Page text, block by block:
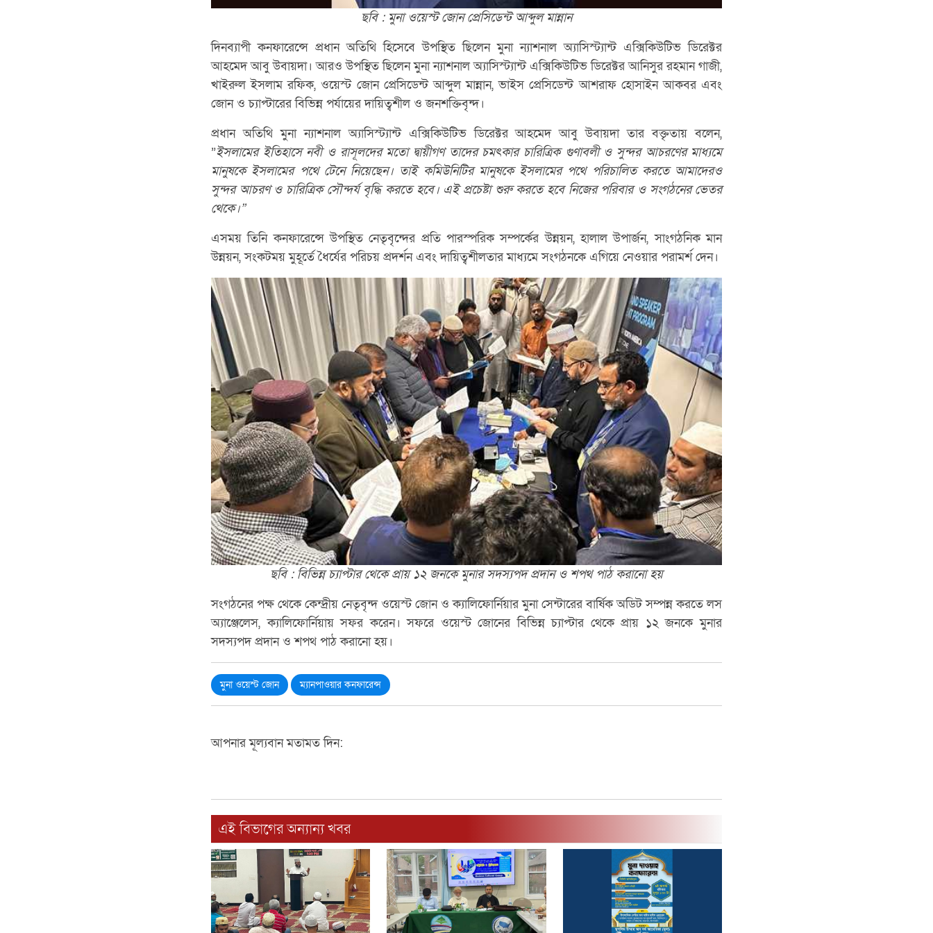
ছবি : মুনা ওয়েস্ট জোন প্রেসিডেন্ট আব্দুল মান্নান
দিনব্যাপী কনফারেন্সে প্রধান অতিথি হিসেবে উপস্থিত ছিলেন মুনা ন্যাশনাল অ্যাসিস্ট্যান্ট এক্সিকিউটিভ ডিরেক্টর
আহমেদ আবু উবায়দা। আরও উপস্থিত ছিলেন মুনা ন্যাশনাল অ্যাসিস্ট্যান্ট এক্সিকিউটিভ ডিরেক্টর আনিসুর রহমান গাজী,
খাইরুল ইসলাম রফিক, ওয়েস্ট জোন প্রেসিডেন্ট আব্দুল মান্নান, ভাইস প্রেসিডেন্ট আশরাফ হোসাইন আকবর এবং
জোন ও চ্যাপ্টারের বিভিন্ন পর্যায়ের দায়িত্বশীল ও জনশক্তিবৃন্দ।
প্রধান অতিথি মুনা ন্যাশনাল অ্যাসিস্ট্যান্ট এক্সিকিউটিভ ডিরেক্টর আহমেদ আবু উবায়দা তার বক্তৃতায় বলেন,
”ইসলামের ইতিহাসে নবী ও রাসূলদের মতো দ্বায়ীগণ তাদের চমৎকার চারিত্রিক গুণাবলী ও সুন্দর আচরণের মাধ্যমে
মানুষকে ইসলামের পথে টেনে নিয়েছেন। তাই কমিউনিটির মানুষকে ইসলামের পথে পরিচালিত করতে আমাদেরও
সুন্দর আচরণও চারিত্রিকসৌন্দর্য বৃদ্ধি করতে হবে। এইপ্রচেষ্টাশুরুকরতে হবেনিজেরপরিবার ও সংগঠনেরভেতর
থেকে।”
এসময় তিনি কনফারেন্সে উপস্থিত নেতৃবৃন্দের প্রতি পারস্পরিক সম্পর্কের উন্নয়ন, হালাল উপার্জন, সাংগঠনিক মান
উন্নয়ন, সংকটময় মুহূর্তে ধৈর্যের পরিচয় প্রদর্শন এবং দায়িত্বশীলতার মাধ্যমে সংগঠনকে এগিয়ে নেওয়ার পরামর্শ দেন।
ছবি : বিভিন্ন চ্যাপ্টার থেকে প্রায় ১২ জনকে মুনার সদস্যপদ প্রদান ও শপথ পাঠ করানো হয়
সংগঠনের পক্ষ থেকে কেন্দ্রীয় নেতৃবৃন্দ ওয়েস্ট জোন ও ক্যালিফোর্নিয়ার মুনা সেন্টারের বার্ষিক অডিট সম্পন্ন করতে লস
অ্যাঞ্জেলেস, ক্যালিফোর্নিয়ায় সফর করেন। সফরে ওয়েস্ট জোনের বিভিন্ন চ্যাপ্টার থেকে প্রায় ১২ জনকে মুনার
সদস্যপদ প্রদান ও শপথ পাঠ করানো হয়।
মুনা ওয়েস্ট জোন ম্যানপাওয়ার কনফারেন্স
আপনার মূল্যবান মতামত দিন:
এই বিভাগের অন্যান্য খবর